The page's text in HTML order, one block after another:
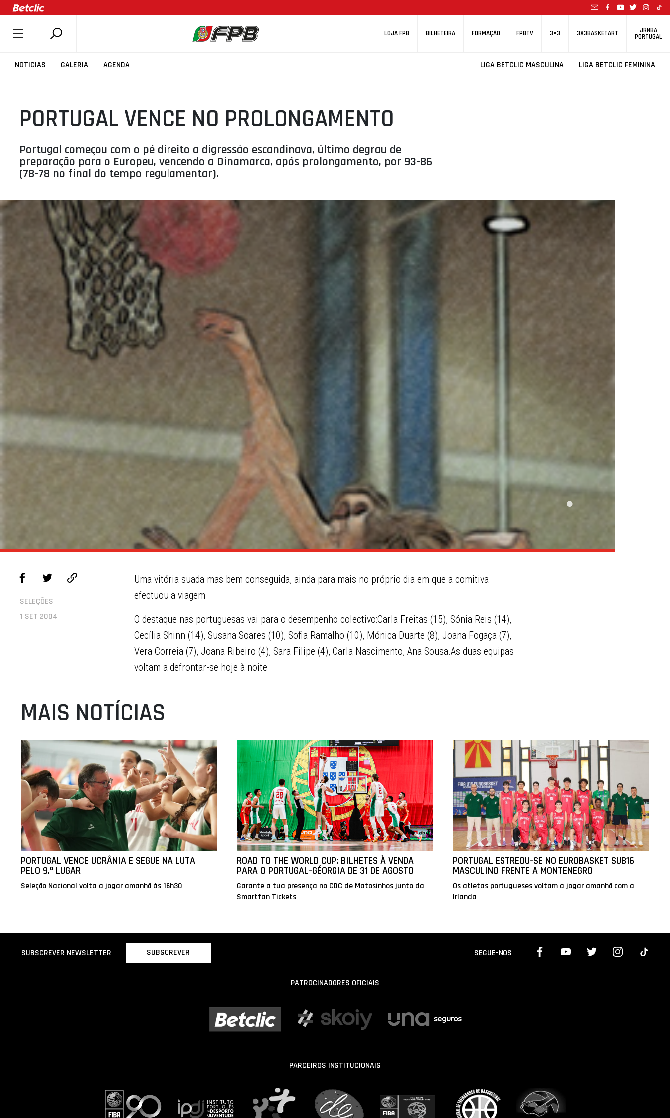
LOJA FPB BILHETEIRA FORMAÇÃO FPBTV 3×3 3X3BASKETART JRNBA
PORTUGAL
NOTICIAS GALERIA AGENDA LIGA BETCLIC MASCULINA LIGA BETCLIC FEMININA
SOBRE A FPB
COMPETIÇÕES
ASSOCIAÇÕES
CLUBES
AGENTES
SELEÇÕES
MINIBASQUETE
ÁREA TÉCNICA
PROJETOS
PORTUGAL VENCE NO PROLONGAMENTO
Portugal começou com o pé direito a digressão escandinava, último degrau de
preparação para o Europeu, vencendo a Dinamarca, após prolongamento, por 93-86
(78-78 no final do tempo regulamentar).
SELEÇÕES
1 SET 2004
Uma vitória suada mas bem conseguida, ainda para mais no próprio dia em que a comitiva
efectuou a viagem
O destaque nas portuguesas vai para o desempenho colectivo:Carla Freitas (15), Sónia Reis (14),
Cecília Shinn (14), Susana Soares (10), Sofia Ramalho (10), Mónica Duarte (8), Joana Fogaça (7),
Vera Correia (7), Joana Ribeiro (4), Sara Filipe (4), Carla Nascimento, Ana Sousa.As duas equipas
voltam a defrontar-se hoje à noite
MAIS NOTÍCIAS
PORTUGAL VENCE UCRÂNIA E SEGUE NA LUTA
PELO 9.º LUGAR
Seleção Nacional volta a jogar amanhã às 16h30
ROAD TO THE WORLD CUP: BILHETES À VENDA
PARA O PORTUGAL-GÉORGIA DE 31 DE AGOSTO
Garante a tua presença no CDC de Matosinhos junto da
Smartfan Tickets
PORTUGAL ESTREOU-SE NO EUROBASKET SUB16
MASCULINO FRENTE A MONTENEGRO
Os atletas portugueses voltam a jogar amanhã com a
Irlanda
SUBSCREVER NEWSLETTER SUBSCREVER SEGUE-NOS
PATROCINADORES OFICIAIS
PARCEIROS INSTITUCIONAIS